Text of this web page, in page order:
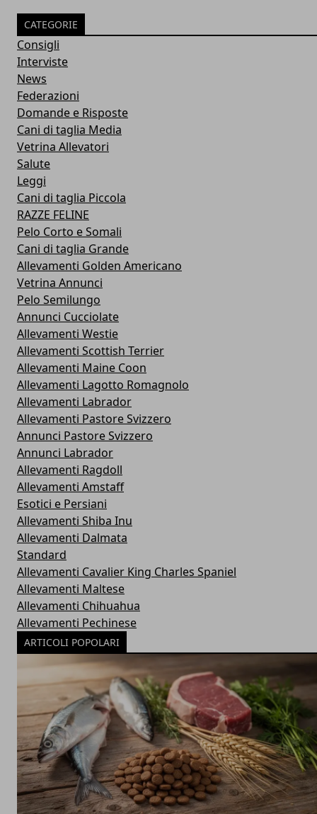
CATEGORIE
Consigli
Interviste
News
Federazioni
Domande e Risposte
Cani di taglia Media
Vetrina Allevatori
Salute
Leggi
Cani di taglia Piccola
RAZZE FELINE
Pelo Corto e Somali
Cani di taglia Grande
Allevamenti Golden Americano
Vetrina Annunci
Pelo Semilungo
Annunci Cucciolate
Allevamenti Westie
Allevamenti Scottish Terrier
Allevamenti Maine Coon
Allevamenti Lagotto Romagnolo
Allevamenti Labrador
Allevamenti Pastore Svizzero
Annunci Pastore Svizzero
Annunci Labrador
Allevamenti Ragdoll
Allevamenti Amstaff
Esotici e Persiani
Allevamenti Shiba Inu
Allevamenti Dalmata
Standard
Allevamenti Cavalier King Charles Spaniel
Allevamenti Maltese
Allevamenti Chihuahua
Allevamenti Pechinese
ARTICOLI POPOLARI